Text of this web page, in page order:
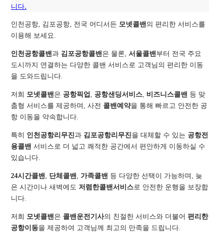
니다.
인천공항, 김포공항, 전국 어디서든 모넷콜밴 의 편리한 서비스를
이용해 보세요.
인천공항콜밴과 김포공항콜밴 은 물론,서울콜밴 부터 전국 주요
도시까지 연결하는 다양한 콜밴 서비스로 고객님의 편리한 이동
을 도와드립니다.
저희 모넷콜밴 은 공항픽업 공항샌딩서비스 비즈니스콜밴 등 맞
춤형 서비스를 제공하며, 사전 콜밴예약을 통해 빠르고 안전한 공
항 이동을 약속합니다.
특히 인천공항리무진과 김포공항리무진 을 대체할 수 있는 공항전
용콜밴 서비스로 더 넓고 쾌적한 공간에서 편안하게 이동하실 수
있습니다.
24시간콜밴 단체콜밴 가족콜밴 등 다양한 선택이 가능하며, 늦
은 시간이나 새벽에도 저렴한콜밴서비스로 안전한 운행을 보장합
니다.
저희 모넷콜밴 은 콜밴운전기사의 친절한 서비스와 더불어편리한
공항이동을 제공하여 고객님께 최고의 만족을 드립니다.